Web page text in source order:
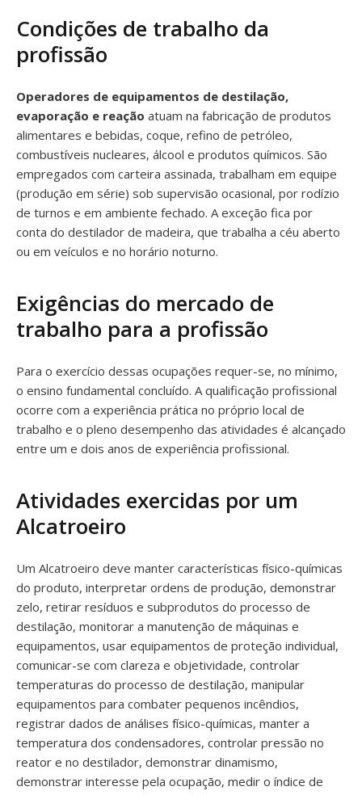
Condições de trabalho da
profissão
Operadores de equipamentos de destilação,
evaporação e reação atuam na fabricação de produtos
alimentares e bebidas, coque, refino de petróleo,
combustíveis nucleares, álcool e produtos químicos. São
empregados com carteira assinada, trabalham em equipe
(produção em série) sob supervisão ocasional, por rodízio
de turnos e em ambiente fechado. A exceção fica por
conta do destilador de madeira, que trabalha a céu aberto
ou em veículos e no horário noturno.
Exigências do mercado de
trabalho para a profissão
Para o exercício dessas ocupações requer-se, no mínimo,
o ensino fundamental concluído. A qualificação profissional
ocorre com a experiência prática no próprio local de
trabalho e o pleno desempenho das atividades é alcançado
entre um e dois anos de experiência profissional.
Atividades exercidas por um
Alcatroeiro
Um Alcatroeiro deve manter características físico-químicas
do produto, interpretar ordens de produção, demonstrar
zelo, retirar resíduos e subprodutos do processo de
destilação, monitorar a manutenção de máquinas e
equipamentos, usar equipamentos de proteção individual,
comunicar-se com clareza e objetividade, controlar
temperaturas do processo de destilação, manipular
equipamentos para combater pequenos incêndios,
registrar dados de análises físico-químicas, manter a
temperatura dos condensadores, controlar pressão no
reator e no destilador, demonstrar dinamismo,
demonstrar interesse pela ocupação, medir o índice de